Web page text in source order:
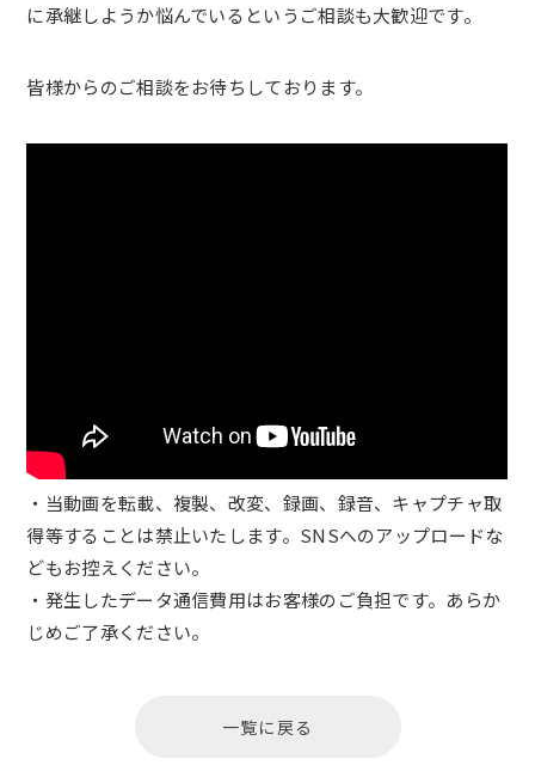
に承継しようか悩んでいるというご相談も大歓迎です。
皆様からのご相談をお待ちしております。
・当動画を転載、複製、改変、録画、録音、キャプチャ取
得等することは禁止いたします。SNSへのアップロードな
どもお控えください。
・発生したデータ通信費用はお客様のご負担です。あらか
じめご了承ください。
一覧に戻る